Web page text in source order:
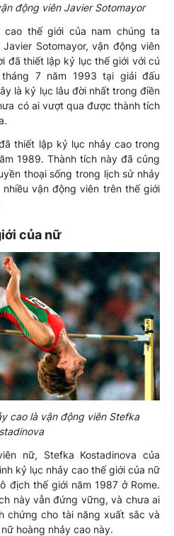
động viên Javier Sotomayor
thế giới của nam chúng ta
Sotomayor, vận động viên
đã thiết lập kỷ lục thế giới với cú
7 năm 1993 tại giải đấu
là kỷ lục lâu đời nhất trong điền
có ai vượt qua được thành tích
thiết lập kỷ lục nhảy cao trong
1989. Thành tích này đã củng
thoại sống trong lịch sử nhảy
vận động viên trên thế giới
của nữ
cao là vận động viên Stefka
nữ, Stefka Kostadinova của
kỷ lục nhảy cao thế giới của nữ
địch thế giới năm 1987 ở Rome.
này vẫn đứng vững, và chưa ai
chứng cho tài năng xuất sắc và
hoàng nhảy cao này.